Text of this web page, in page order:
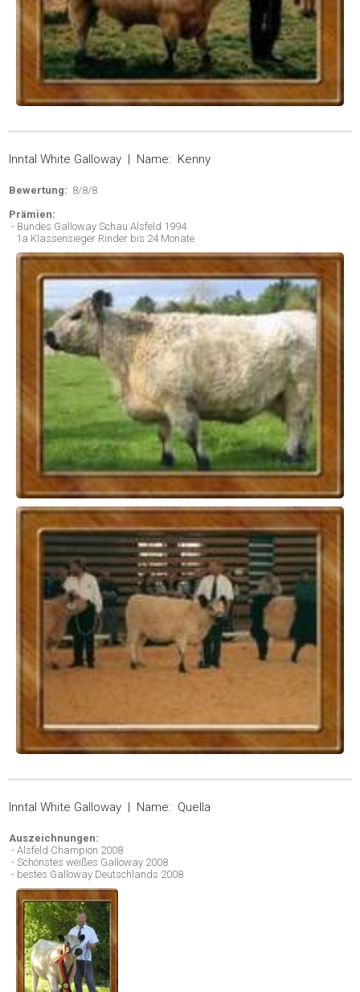
Inntal White Galloway | Name: Kenny
Bewertung: 8/8/8
Prämien:
- Bundes Galloway Schau Alsfeld 1994
1a Klassensieger Rinder bis 24 Monate
Inntal White Galloway | Name: Quella
Auszeichnungen:
- Alsfeld Champion 2008
- Schönstes weißes Galloway 2008
- bestes Galloway Deutschlands 2008